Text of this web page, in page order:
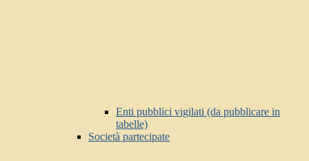
Enti pubblici vigilati (da pubblicare in
tabelle)
Società partecipate